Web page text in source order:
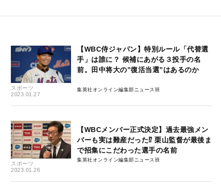
スポーツ
2023.01.27
【WBC侍ジャパン】特別ルール「代替選
手」は誰に？ 候補にあがる３投手の名
前。田中将大の”復活当選”はあるのか
集英社オンライン編集部ニュース班
スポーツ
2023.01.26
【WBCメンバー正式決定】過去最強メン
バーも実は難産だった⁉ 栗山監督が最後ま
で招集にこだわった選手の名前
集英社オンライン編集部ニュース班